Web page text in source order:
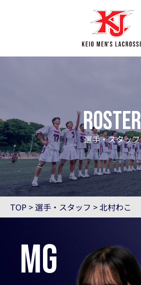
ROSTER
選手・スタッフ
TOP > 選手・スタッフ >北村わこ
MG